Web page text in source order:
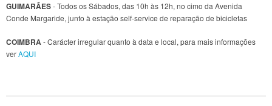
GUIMARÃES- Todos os Sábados, das 10h às 12h, no cimo da Avenida
Conde Margaride, junto à estação self-service de reparação de bicicletas
COIMBRA - Carácter irregular quanto à data e local, para mais informações
verAQUI